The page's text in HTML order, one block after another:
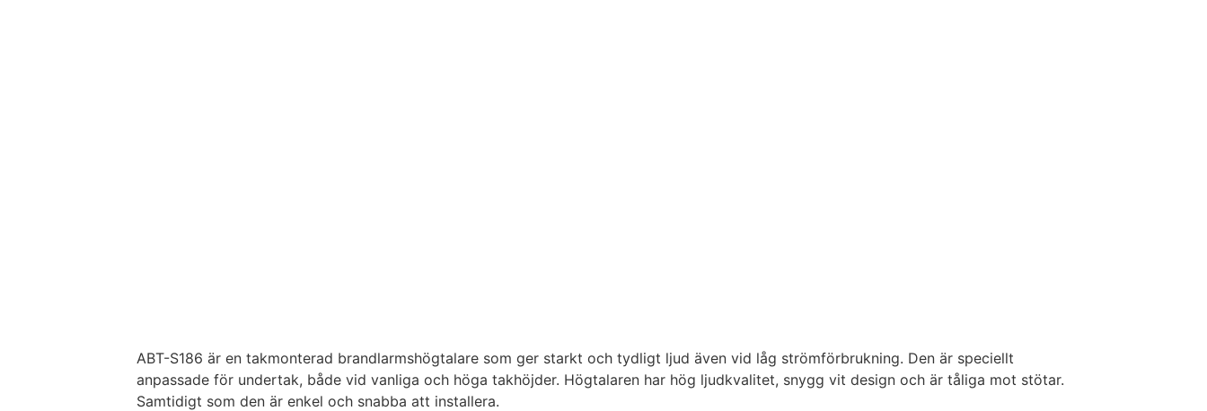
ABT-S186 är en takmonterad brandlarmshögtalare som ger starkt och tydligt ljud även vid låg strömförbrukning. Den är speciellt
anpassade för undertak, både vid vanliga och höga takhöjder. Högtalaren har hög ljudkvalitet, snygg vit design och är tåliga mot stötar.
Samtidigt som den är enkel och snabba att installera.